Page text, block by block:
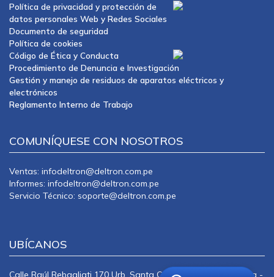
Política de privacidad y protección de
datos personales Web y Redes Sociales
Documento de seguridad
Política de cookies
Código de Ética y Conducta
Procedimiento de Denuncia e Investigación
Gestión y manejo de residuos de aparatos eléctricos y
electrónicos
Reglamento Interno de Trabajo
COMUNÍQUESE CON NOSOTROS
Ventas: infodeltron@deltron.com.pe
Informes: infodeltron@deltron.com.pe
Servicio Técnico: soporte@deltron.com.pe
UBÍCANOS
Calle Raúl Rebagliati 170 Urb. Santa Catalina La Victoria Lima -